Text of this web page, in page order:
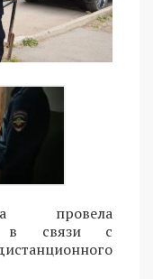
провела
в связи с